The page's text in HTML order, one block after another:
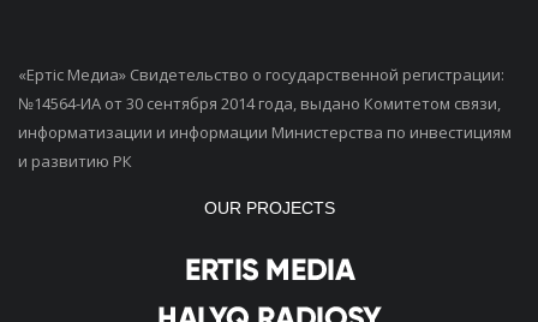
«Ертiс Медиа» Свидетельство о государственной регистрации:
№14564-ИА от 30 сентября 2014 года, выдано Комитетом связи,
информатизации и информации Министерства по инвестициям
и развитию РК
OUR PROJECTS